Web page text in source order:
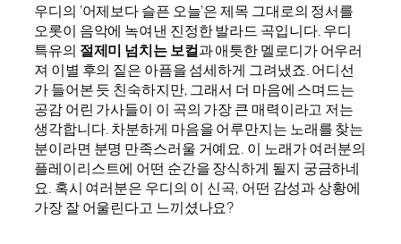
우디의 ‘어제보다 슬픈 오늘’은 제목 그대로의 정서를
오롯이 음악에 녹여낸 진정한 발라드 곡입니다. 우디
특유의 절제미 넘치는 보컬과 애틋한 멜로디가 어우러
져 이별 후의 짙은 아픔을 섬세하게 그려냈죠. 어디선
가 들어본 듯 친숙하지만, 그래서 더 마음에 스며드는
공감 어린 가사들이 이 곡의 가장 큰 매력이라고 저는
생각합니다. 차분하게 마음을 어루만지는 노래를 찾는
분이라면 분명 만족스러울 거예요. 이 노래가 여러분의
플레이리스트에 어떤 순간을 장식하게 될지 궁금하네
요. 혹시 여러분은 우디의 이 신곡, 어떤 감성과 상황에
가장 잘 어울린다고 느끼셨나요?